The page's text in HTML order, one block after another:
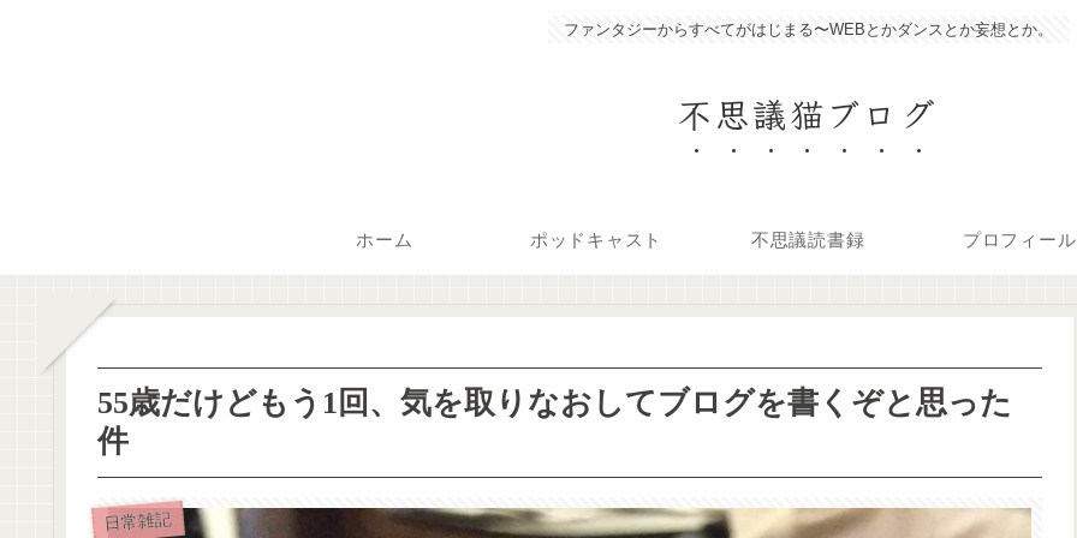
ファンタジーからすべてがはじまる〜WEBとかダンスとか妄想とか。
不思議猫ブログ
ホーム ポッドキャスト 不思議読書録 プロフィール
55歳だけどもう1回、気を取りなおしてブログを書くぞと思った
件
日常雑記